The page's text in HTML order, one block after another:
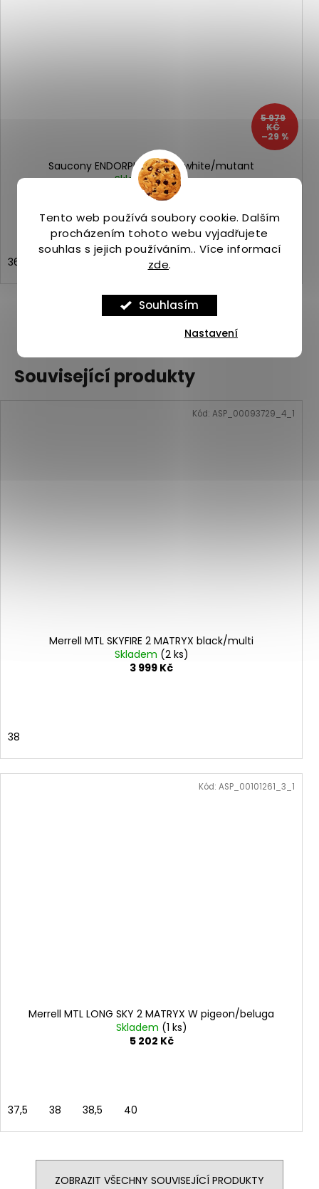
Tento web používá soubory cookie. Dalším
procházením tohoto webu vyjadřujete
souhlas s jejich používáním.. Více informací
zde.
Souhlasím
Nastavení
5 979
KČ
–29 %
Saucony ENDORPHIN PRO 4 white/mutant
Skladem(2 ks)
4 190 Kč
36
ZOBRAZIT VŠECHNY PODOBNÉ PRODUKTY
Související produkty
Merrell MTL SKYFIRE 2 MATRYX black/multi
Skladem (2 ks)
3 999 Kč
38
Kód: ASP_00093729_4_1
Merrell MTL LONG SKY 2 MATRYX W pigeon/beluga
Skladem (1 ks)
5 202 Kč
37,5 38 38,5 40
Kód: ASP_00101261_3_1
ZOBRAZIT VŠECHNY SOUVISEJÍCÍ PRODUKTY